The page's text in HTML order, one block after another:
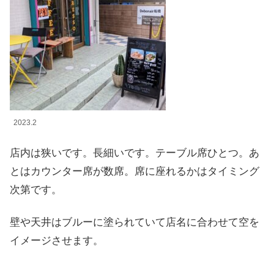
2023.2
店内は狭いです。長細いです。テーブル席ひとつ。あ
とはカウンター席が数席。席に座れるかはタイミング
次第です。
壁や天井はブルーに塗られていて店名に合わせて空を
イメージさせます。